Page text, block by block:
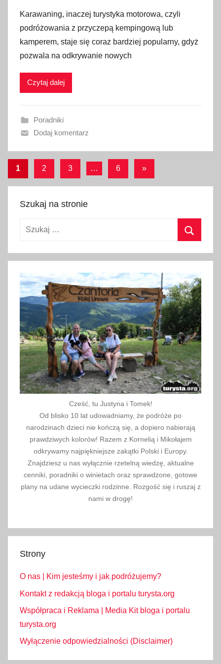
u
b
l
i
w
n
o
2
s
i
a
2
0
2
Karawaning, inaczej turystyka motorowa, czyli
podróżowania z przyczepą kempingową lub
kamperem, staje się coraz bardziej popularny, gdyż
pozwala na odkrywanie nowych
Czytaj dalej
Poradniki
Dodaj komentarz
Stronicowanie
wpisów
1 2 3 … 6
Następne
»
Szukaj na stronie
Szukaj:
Cześć, tu Justyna i Tomek!
Od blisko 10 lat udowadniamy, że podróże po
narodzinach dzieci nie kończą się, a dopiero nabierają
prawdziwych kolorów! Razem z Kornelią i Mikołajem
odkrywamy najpiękniejsze zakątki Polski i Europy.
Znajdziesz u nas wyłącznie rzetelną wiedzę, aktualne
cenniki, poradniki o winietach oraz sprawdzone, gotowe
plany na udane wycieczki rodzinne. Rozgość się i ruszaj z
nami w drogę!
Strony
O nas | Kim jesteśmy i jak podróżujemy?
Kontakt z redakcją bloga i portalu turysta.org
Współpraca i Reklama | Media Kit bloga i portalu
turysta.org
Wyłączenie odpowiedzialności (Disclaimer)